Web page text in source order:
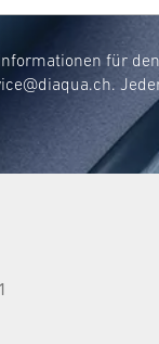
für
.